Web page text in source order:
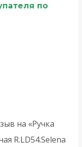
по
на «Ручка
R.LD54.Selena